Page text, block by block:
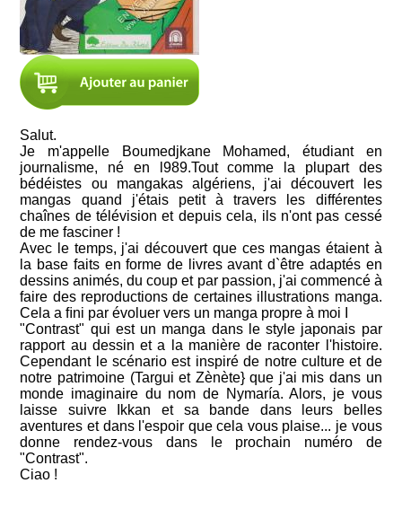
Salut.
Je m'appelle Boumedjkane Mohamed, étudiant en
journalisme, né en l989.Tout comme la plupart des
bédéistes ou mangakas algériens, j'ai découvert les
mangas quand j'étais petit à travers les différentes
chaînes de télévision et depuis cela, ils n'ont pas cessé
de me fasciner !
Avec le temps, j'ai découvert que ces mangas étaient à
la base faits en forme de livres avant d`être adaptés en
dessins animés, du coup et par passion, j'ai commencé à
faire des reproductions de certaines illustrations manga.
Cela a ﬁni par évoluer vers un manga propre à moi I
"Contrast" qui est un manga dans le style japonais par
rapport au dessin et a la manière de raconter l'histoire.
Cependant le scénario est inspiré de notre culture et de
notre patrimoine (Targui et Zènète} que j'ai mis dans un
monde imaginaire du nom de Nymaría. Alors, je vous
laisse suivre Ikkan et sa bande dans leurs belles
aventures et dans l'espoir que cela vous plaise... je vous
donne rendez-vous dans le prochain numéro de
"Contrast".
Ciao !